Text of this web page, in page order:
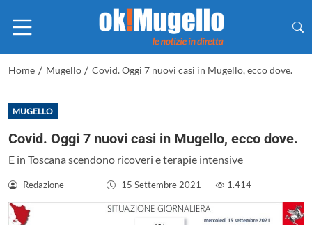
Home / Mugello / Covid. Oggi 7 nuovi casi in Mugello, ecco dove.
MUGELLO
Covid. Oggi 7 nuovi casi in Mugello, ecco dove.
E in Toscana scendono ricoveri e terapie intensive
Redazione - 15 Settembre 2021 - 1.414